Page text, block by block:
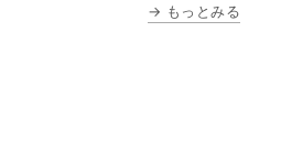
→ もっとみる